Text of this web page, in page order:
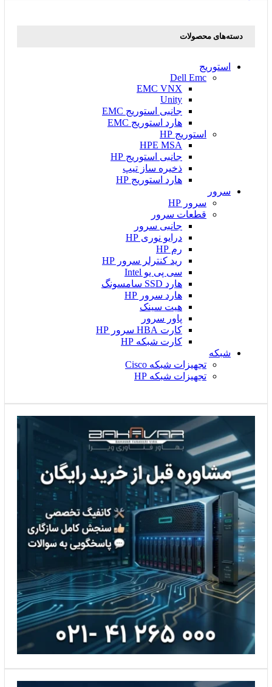
دسته‌های محصولات
استوریج
Dell Emc
EMC VNX
Unity
جانبی استوریج EMC
هارد استوریج EMC
استوریج HP
HPE MSA
جانبی استوریج HP
ذخیره ساز تیپ
هارد استوریج HP
سرور
سرور HP
قطعات سرور
جانبی سرور
درایو نوری HP
رم HP
رید کنترلر سرور HP
سی پی یو Intel
هارد SSD سامسونگ
هارد سرور HP
هیت سینک
پاور سرور
کارت HBA سرور HP
کارت شبکه HP
شبکه
تجهیزات شبکه Cisco
تجهیزات شبکه HP